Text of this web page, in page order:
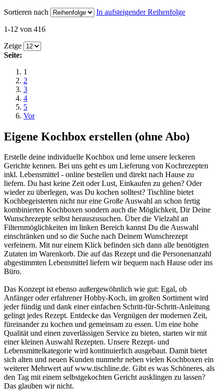
Sortieren nach
In aufsteigender Reihenfolge
1-12 von 416
Zeige
Seite:
1
2
3
4
5
Vor
Eigene Kochbox erstellen (ohne Abo)
Erstelle deine individuelle Kochbox und lerne unsere leckeren
Gerichte kennen. Bei uns geht es um Lieferung von Kochrezepten
inkl. Lebensmittel - online bestellen und direkt nach Hause zu
liefern. Du hast keine Zeit oder Lust, Einkaufen zu gehen? Oder
wieder zu überlegen, was Du kochen solltest? Tischline bietet
Kochbegeisterten nicht nur eine Große Auswahl an schon fertig
kombinierten Kochboxen sondern auch die Möglichkeit, Dir Deine
Wunschrezepte selbst herauszusuchen. Über die Vielzahl an
Filternmöglichkeiten im linken Bereich kannst Du die Auswahl
einschränken und so die Suche nach Deinem Wunschrezept
verfeinern. Mit nur einem Klick befinden sich dann alle benötigten
Zutaten im Warenkorb. Die auf das Rezept und die Personenanzahl
abgestimmten Lebensmittel liefern wir bequem nach Hause oder ins
Büro.
Das Konzept ist ebenso außergewöhnlich wie gut: Egal, ob
Anfänger oder erfahrener Hobby-Koch, im großen Sortiment wird
jeder fündig und dank einer einfachen Schritt-für-Schritt-Anleitung
gelingt jedes Rezept. Entdecke das Vergnügen der modernen Zeit,
füreinander zu kochen und gemeinsam zu essen. Um eine hohe
Qualität und einen zuverlässigen Service zu bieten, starten wir mit
einer kleinen Auswahl Rezepten. Unsere Rezept- und
Lebensmittelkategorie wird kontinuierlich ausgebaut. Damit bietet
sich alten und neuen Kunden nunmehr neben vielen Kochboxen ein
weiterer Mehrwert auf www.tischline.de. Gibt es was Schöneres, als
den Tag mit einem selbstgekochten Gericht ausklingen zu lassen?
Das glauben wir nicht.